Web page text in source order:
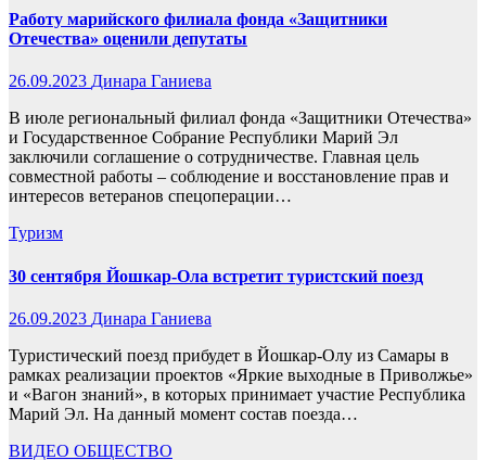
Работу марийского филиала фонда «Защитники
Отечества» оценили депутаты
26.09.2023 Динара Ганиева
В июле региональный филиал фонда «Защитники Отечества»
и Государственное Собрание Республики Марий Эл
заключили соглашение о сотрудничестве. Главная цель
совместной работы – соблюдение и восстановление прав и
интересов ветеранов спецоперации…
Туризм
30 сентября Йошкар-Ола встретит туристский поезд
26.09.2023 Динара Ганиева
Туристический поезд прибудет в Йошкар-Олу из Самары в
рамках реализации проектов «Яркие выходные в Приволжье»
и «Вагон знаний», в которых принимает участие Республика
Марий Эл. На данный момент состав поезда…
ВИДЕО ОБЩЕСТВО